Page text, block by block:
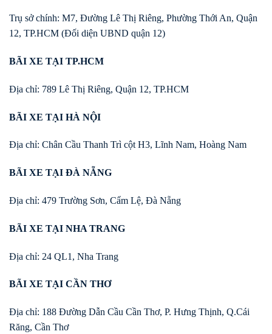
Trụ sở chính: M7, Đường Lê Thị Riêng, Phường Thới An, Quận
12, TP.HCM (Đối diện UBND quận 12)
BÃI XE TẠI TP.HCM
Địa chỉ: 789 Lê Thị Riêng, Quận 12, TP.HCM
BÃI XE TẠI HÀ NỘI
Địa chỉ: Chân Cầu Thanh Trì cột H3, Lĩnh Nam, Hoàng Nam
BÃI XE TẠI ĐÀ NẴNG
Địa chỉ: 479 Trường Sơn, Cẩm Lệ, Đà Nẵng
BÃI XE TẠI NHA TRANG
Địa chỉ: 24 QL1, Nha Trang
BÃI XE TẠI CẦN THƠ
Địa chỉ: 188 Đường Dẫn Cầu Cần Thơ, P. Hưng Thịnh, Q.Cái
Răng, Cần Thơ